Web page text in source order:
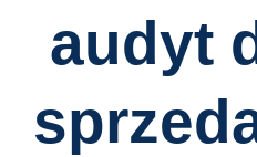
audyt